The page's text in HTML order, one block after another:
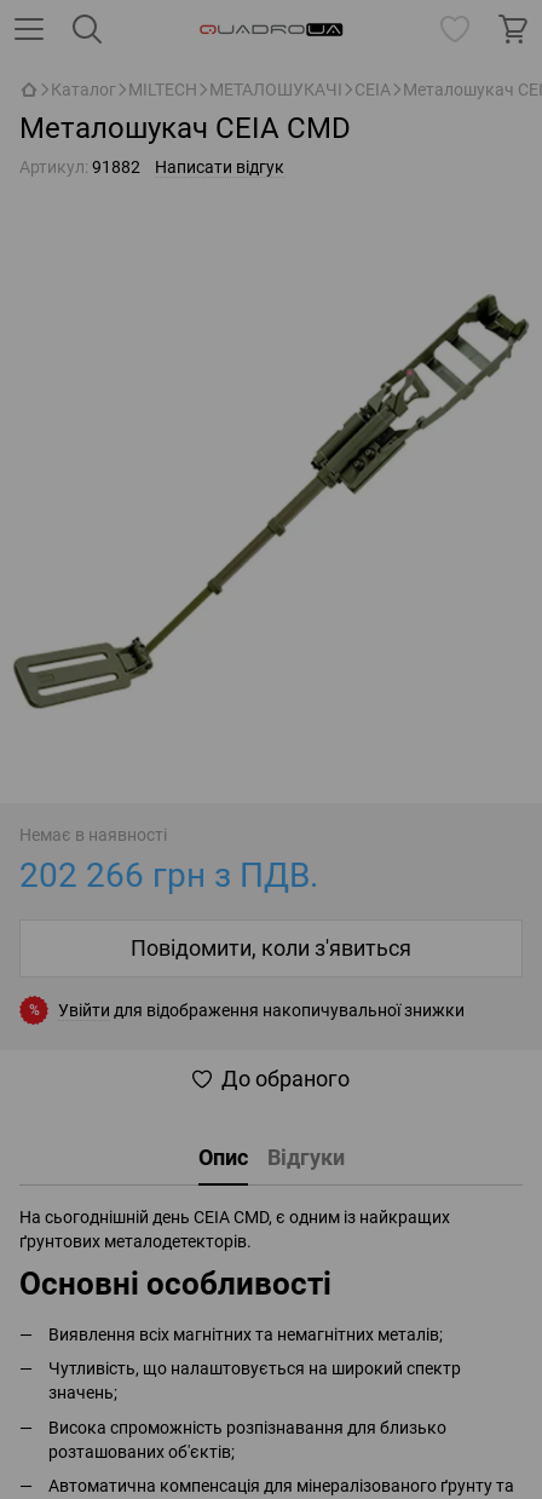
Каталог MILTECH МЕТАЛОШУКАЧІ CEIA Металошукач
Металошукач CEIA CMD
Артикул: 91882 Написати відгук
Немає в наявності
202 266 грн з ПДВ.
Повідомити, коли з'явиться
% Увійти для відображення накопичувальної знижки
До обраного
Опис Відгуки
На сьогоднішній день CEIA CMD, є одним із найкращих
ґрунтових металодетекторів.
Основні особливості
Виявлення всіх магнітних та немагнітних металів;
Чутливість, що налаштовується на широкий спектр
значень;
Висока спроможність розпізнавання для близько
розташованих об'єктів;
Автоматична компенсація для мінералізованого ґрунту та